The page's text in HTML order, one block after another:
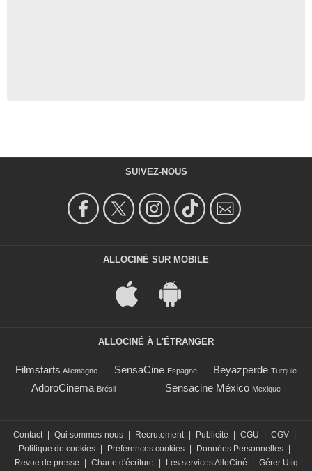
SUIVEZ-NOUS
ALLOCINÉ SUR MOBILE
ALLOCINÉ À L'ÉTRANGER
Filmstarts Allemagne SensaCine Espagne Beyazperde Turquie
AdoroCinema Brésil Sensacine México Mexique
Contact | Qui sommes-nous | Recrutement | Publicité | CGU | CGV |
Politique de cookies | Préférences cookies | Données Personnelles |
Revue de presse
| Charte d'écriture | Les services AlloCiné | Gérer Utiq